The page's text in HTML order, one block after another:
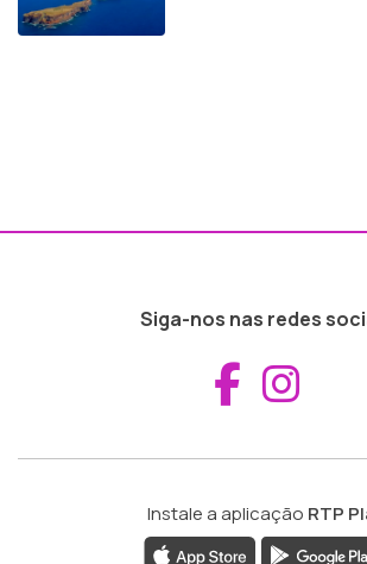
Siga-nos nas redes
Instale a aplicação RTP